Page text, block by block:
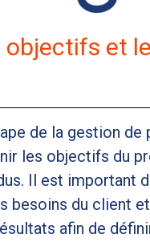
objectifs et
de la gestion de
les objectifs du
Il est important
besoins du client
afin de